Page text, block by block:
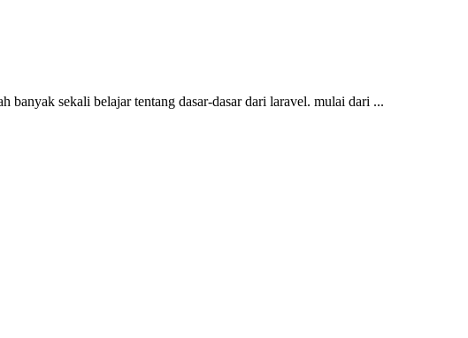
sekali belajar tentang dasar-dasar dari laravel. mulai dari ...